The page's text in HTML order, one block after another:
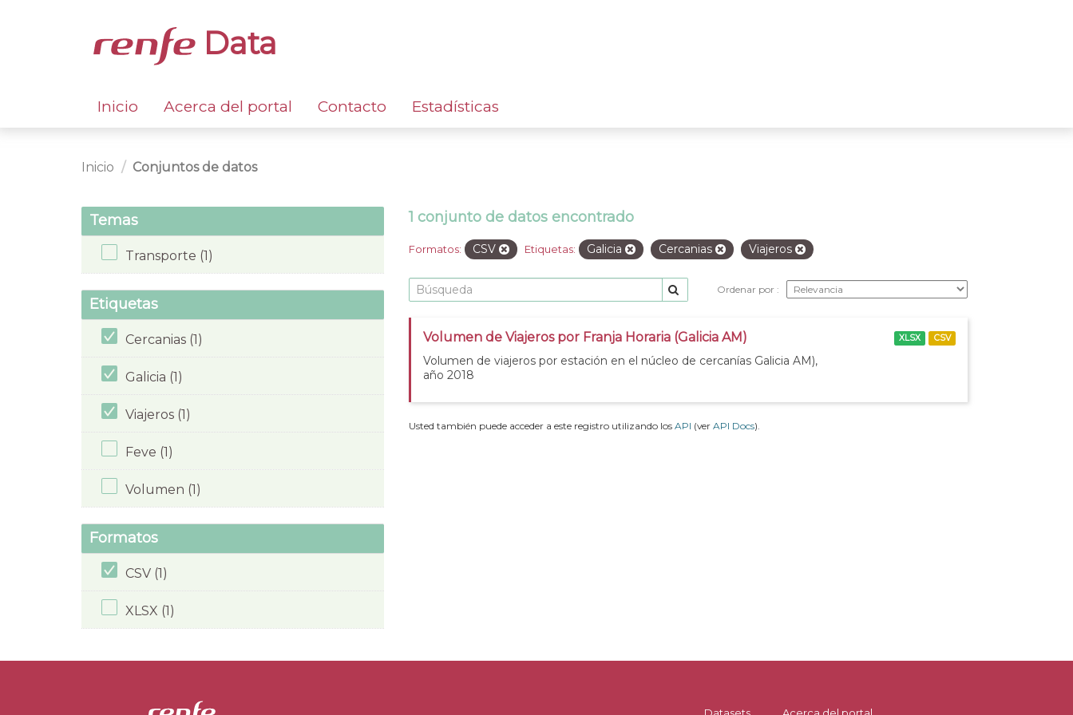
Data
Inicio Acerca del portal Contacto Estadísticas
Inicio Conjuntos de datos
Temas
Transporte (1)
Etiquetas
Cercanias (1)
Galicia (1)
Viajeros (1)
Feve (1)
Volumen (1)
Formatos
CSV (1)
XLSX (1)
1 conjunto de datos encontrado
Formatos: CSV Etiquetas: Galicia Cercanias Viajeros
Ordenar por
Volumen de Viajeros por Franja Horaria (Galicia AM)
Volumen de viajeros por estación en el núcleo de cercanías Galicia AM),
año 2018
XLSX CSV
Usted también puede acceder a este registro utilizando los API (ver API Docs).
Datasets Acerca del portal